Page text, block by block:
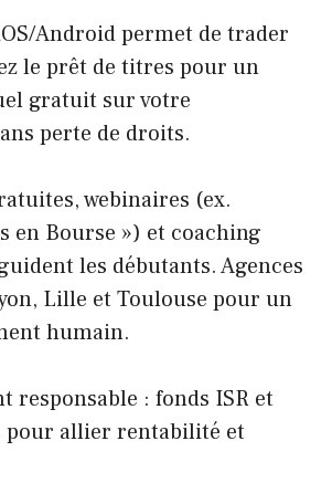
Android permet de trader
le prêt de titres pour un
gratuit sur votre
perte de droits.
webinaires (ex.
en Bourse ») et coaching
les débutants. Agences
Lille et Toulouse pour un
humain.
responsable : fonds ISR et
pour allier rentabilité et